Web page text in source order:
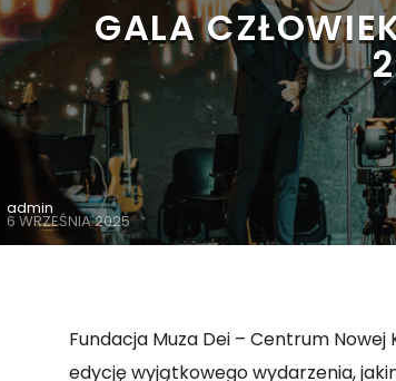
GALA
admin
6 WRZEŚNIA 2025
Fundacja Muza Dei – Centrum
edycję wyjątkowego wydarzenia,